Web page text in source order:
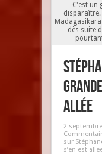
C'est un
disparaître.
dès suite
allée
2
sur
s’en est